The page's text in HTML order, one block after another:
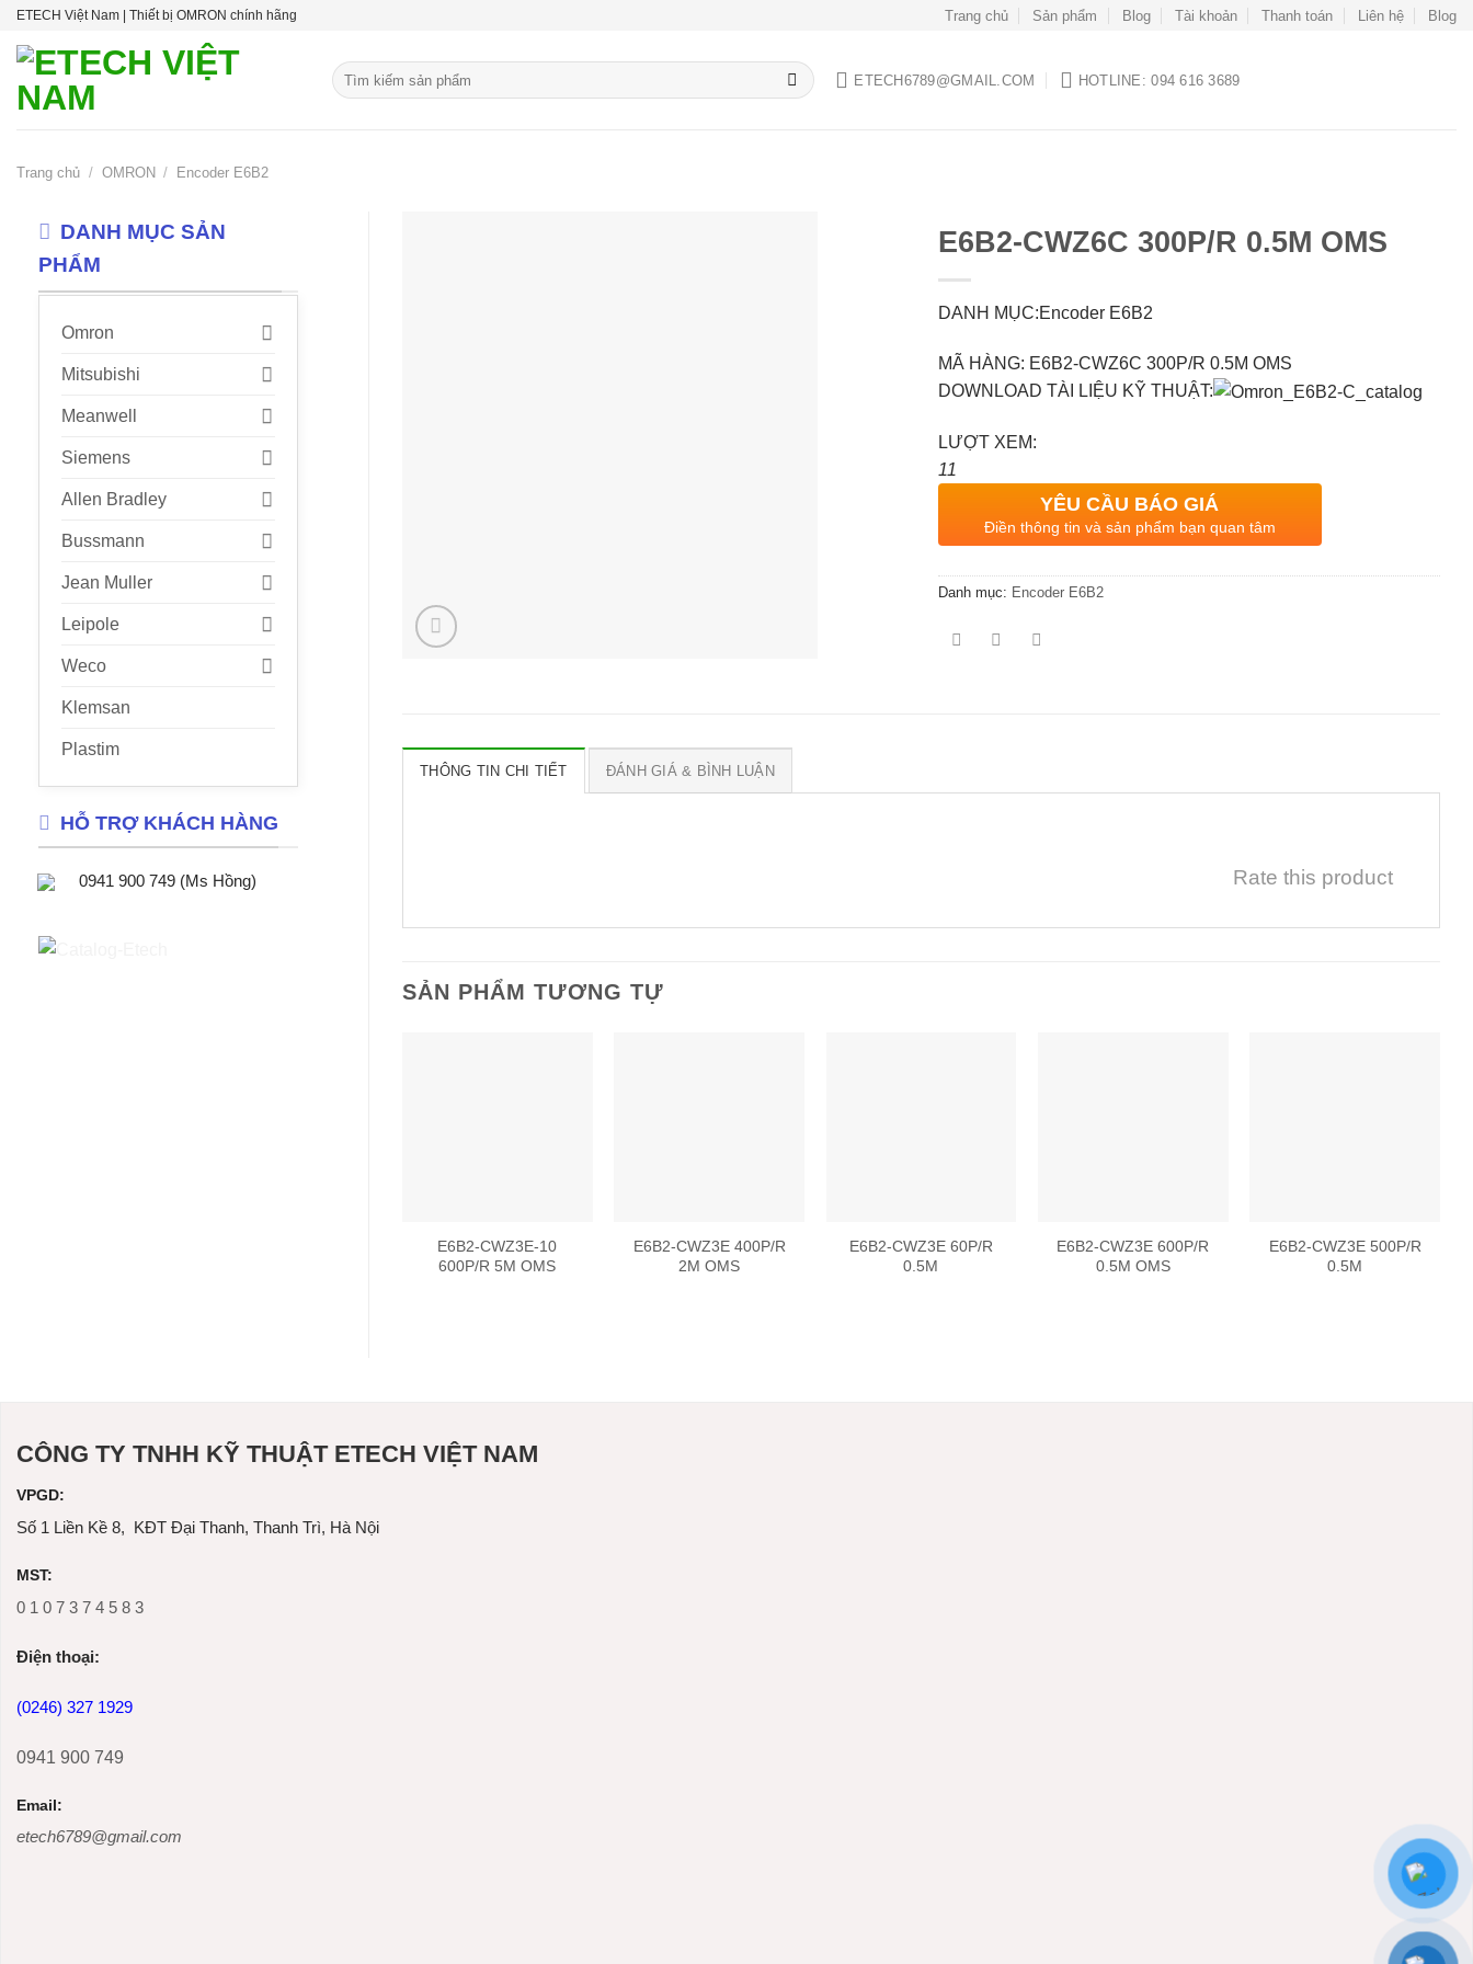
Skip
content
ETECH Việt Nam | Thiết bị OMRON chính hãng Trang chủ Sản phẩm Blog Tài khoản Thanh toán Liên hệ Blog
Tìm
kiếm:
ETECH6789@GMAIL.COM HOTLINE: 094 616 3689
Trang chủ / OMRON / Encoder E6B2
DANH MỤC SẢN
PHẨM
Omron
Mitsubishi
Meanwell
Siemens
Allen Bradley
Bussmann
Jean Muller
Leipole
Weco
Klemsan
Plastim
HỖ TRỢ KHÁCH HÀNG
0941 900 749 (Ms Hồng)
E6B2-CWZ6C 300P/R 0.5M OMS
DANH MỤC:Encoder E6B2
MÃ HÀNG: E6B2-CWZ6C 300P/R 0.5M OMS
DOWNLOAD TÀI LIỆU KỸ THUẬT:
LƯỢT XEM:
11
YÊU CẦU BÁO GIÁ
Điền thông tin và sản phẩm bạn quan tâm
Danh mục: Encoder E6B2
THÔNG TIN CHI TIẾT ĐÁNH GIÁ & BÌNH LUẬN
Rate this product
SẢN PHẨM TƯƠNG TỰ
E6B2-CWZ3E-10
600P/R 5M OMS
E6B2-CWZ3E 400P/R
2M OMS
E6B2-CWZ3E 60P/R
0.5M
E6B2-CWZ3E 600P/R
0.5M OMS
E6B2-CWZ3E 500P/R
0.5M
CÔNG TY TNHH KỸ THUẬT ETECH VIỆT NAM
VPGD:
Số 1 Liền Kề 8, KĐT Đại Thanh, Thanh Trì, Hà Nội
MST:
0 1 0 7 3 7 4 5 8 3
Ðiện thoại:
(0246) 327 1929
0941 900 749
Email:
etech6789@gmail.com